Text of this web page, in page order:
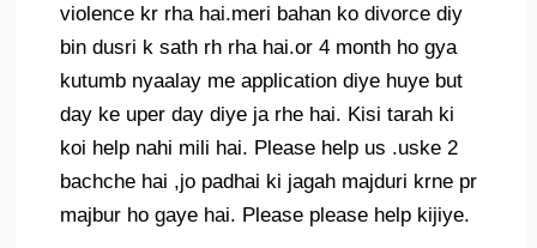
violence kr rha hai.meri bahan ko divorce diy
bin dusri k sath rh rha hai.or 4 month ho gya
kutumb nyaalay me application diye huye but
day ke uper day diye ja rhe hai. Kisi tarah ki
koi help nahi mili hai. Please help us .uske 2
bachche hai ,jo padhai ki jagah majduri krne pr
majbur ho gaye hai. Please please help kijiye.